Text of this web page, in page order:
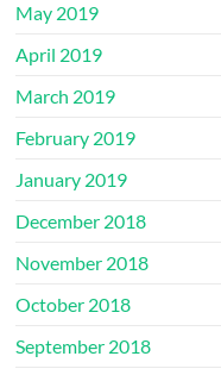
May 2019
April 2019
March 2019
February 2019
January 2019
December 2018
November 2018
October 2018
September 2018